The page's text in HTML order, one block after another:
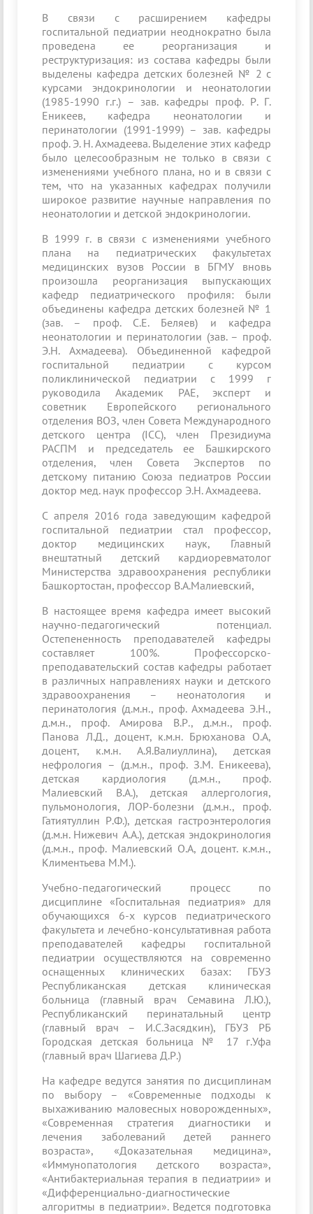
В связи с расширением кафедры
госпитальной педиатрии неоднократно была
проведена ее реорганизация и
реструктуризация: из состава кафедры были
выделены кафедра детских болезней № 2 с
курсами эндокринологии и неонатологии
(1985-1990 г.г.) – зав. кафедры проф. Р. Г.
Еникеев, кафедра неонатологии и
перинатологии (1991-1999) – зав. кафедры
проф. Э. Н. Ахмадеева. Выделение этих кафедр
было целесообразным не только в связи с
изменениями учебного плана, но и в связи с
тем, что на указанных кафедрах получили
широкое развитие научные направления по
неонатологии и детской эндокринологии.
В 1999 г. в связи с изменениями учебного
плана на педиатрических факультетах
медицинских вузов России в БГМУ вновь
произошла реорганизация выпускающих
кафедр педиатрического профиля: были
объединены кафедра детских болезней № 1
(зав. – проф. С.Е. Беляев) и кафедра
неонатологии и перинатологии (зав. – проф.
Э.Н. Ахмадеева). Объединенной кафедрой
госпитальной педиатрии с курсом
поликлинической педиатрии с 1999 г
руководила Академик РАЕ, эксперт и
советник Европейского регионального
отделения ВОЗ, член Совета Международного
детского центра (ICC), член Президиума
РАСПМ и председатель ее Башкирского
отделения, член Совета Экспертов по
детскому питанию Союза педиатров России
доктор мед. наук профессор Э.Н. Ахмадеева.
С апреля 2016 года заведующим кафедрой
госпитальной педиатрии стал профессор,
доктор медицинских наук, Главный
внештатный детский кардиоревматолог
Министерства здравоохранения республики
Башкортостан, профессор В.А.Малиевский,
В настоящее время кафедра имеет высокий
научно-педагогический потенциал.
Остепененность преподавателей кафедры
составляет 100%. Профессорско-
преподавательский состав кафедры работает
в различных направлениях науки и детского
здравоохранения – неонатология и
перинатология (д.м.н., проф. Ахмадеева Э.Н.,
д.м.н., проф. Амирова В.Р., д.м.н., проф.
Панова Л.Д., доцент, к.м.н. Брюханова О.А,
доцент, к.м.н. А.Я.Валиуллина), детская
нефрология – (д.м.н., проф. З.М. Еникеева),
детская кардиология (д.м.н., проф.
Малиевский В.А.), детская аллергология,
пульмонология, ЛОР-болезни (д.м.н., проф.
Гатиятуллин Р.Ф.), детская гастроэнтерология
(д.м.н. Нижевич А.А.), детская эндокринология
(д.м.н., проф. Малиевский О.А, доцент. к.м.н.,
Климентьева М.М.).
Учебно-педагогический процесс по
дисциплине «Госпитальная педиатрия» для
обучающихся 6-х курсов педиатрического
факультета и лечебно-консультативная работа
преподавателей кафедры госпитальной
педиатрии осуществляются на современно
оснащенных клинических базах: ГБУЗ
Республиканская детская клиническая
больница (главный врач Семавина Л.Ю.),
Республиканский перинатальный центр
(главный врач – И.С.Засядкин), ГБУЗ РБ
Городская детская больница № 17 г.Уфа
(главный врач Шагиева Д.Р.)
На кафедре ведутся занятия по дисциплинам
по выбору – «Современные подходы к
выхаживанию маловесных новорожденных»,
«Современная стратегия диагностики и
лечения заболеваний детей раннего
возраста», «Доказательная медицина»,
«Иммунопатология детского возраста»,
«Антибактериальная терапия в педиатрии» и
«Дифференциально-диагностические
алгоритмы в педиатрии». Ведется подготовка